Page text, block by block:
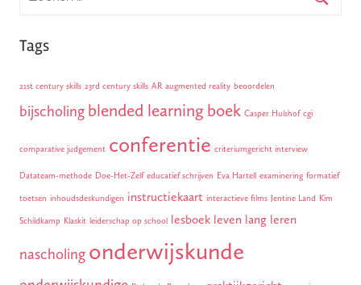
Tags
21st century skills 23rd century skills AR augmented reality beoordelen
bijscholing blended learningboek Casper Hulshof cgi
comparative judgement conferentie criteriumgericht interview
Datateam-methode Doe-Het-Zelf educatief schrijven Eva Hartell examinering formatief
toetsen inhoudsdeskundigen instructiekaart interactieve films Jentine Land Kim
Schildkamp Klaskit leiderschap op school lesboek leven lang leren
nascholing onderwijskunde